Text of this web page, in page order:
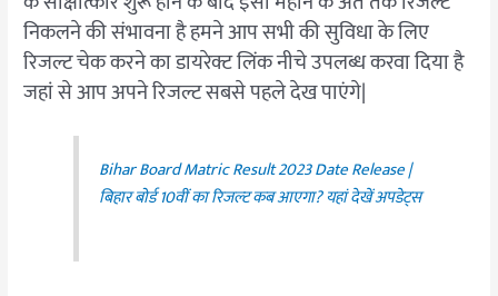
निकलने की संभावना है हमने आप सभी की सुविधा के लिए
रिजल्ट चेक करने का डायरेक्ट लिंक नीचे उपलब्ध करवा दिया है
जहां से आप अपने रिजल्ट सबसे पहले देख पाएंगे|
Bihar Board Matric Result 2023 Date Release |
बिहार बोर्ड 10वीं का रिजल्‍ट कब आएगा? यहां देखें अपडेट्स